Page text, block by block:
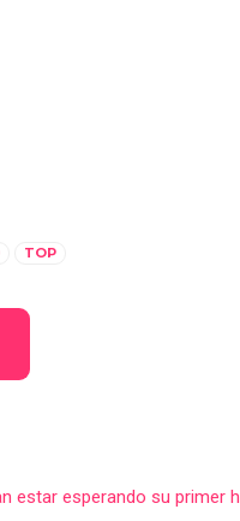
TOP
estar esperando su primer